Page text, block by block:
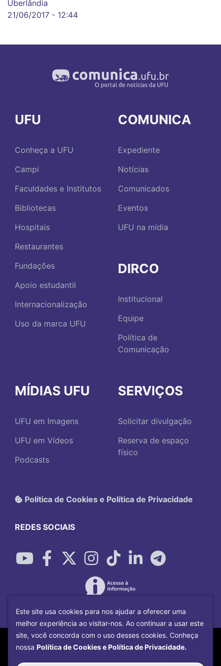
Uberlândia
21/06/2017 - 12:44
UFU
Conheça a UFU
Campi
Faculdades e Institutos
Bibliotecas
Hospitais
Restaurantes
Fundações
Apoio estudantil
Internacionalização
Uso da marca UFU
COMUNICA
Expediente
Notícias
Comunicados
Eventos
UFU na mídia
DIRCO
Institucional
Equipe
Política de
Comunicação
MÍDIAS UFU
UFU em Imagens
UFU em Vídeos
Podcasts
SERVIÇOS
Solicitar divulgação
Reserva de espaço
físico
Política de Cookies e Política de Privacidade
REDES SOCIAIS
Copyright©2026 Universidade Federal
Uberlândia.
Desenvolvido porCentro de Tecnologia da
Este site usa cookies para nos ajudar a oferecer uma
melhor experiência ao visitar-nos. Ao continuar a usar este
site, você concorda com o uso desses cookies. Conheça
nossa Política de Cookies e Política de Privacidade.